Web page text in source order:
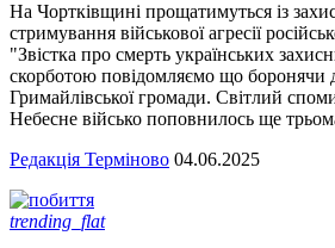
На Чортківщині прощатимуться із
стримування військової агресії
"Звістка про смерть українських
скорботою повідомляємо що боронячи
Гримайлівської громади. Світлий
Небесне військо поповнилось ще
Редакція Терміново 04.06.2025
trending_flat